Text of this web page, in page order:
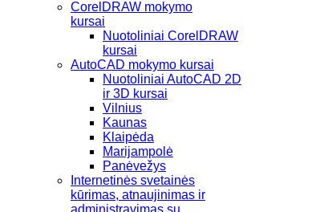
CorelDRAW mokymo
kursai
Nuotoliniai CorelDRAW
kursai
AutoCAD mokymo kursai
Nuotoliniai AutoCAD 2D
ir 3D kursai
Vilnius
Kaunas
Klaipėda
Marijampolė
Panėvežys
Internetinės svetainės
kūrimas, atnaujinimas ir
administravimas su